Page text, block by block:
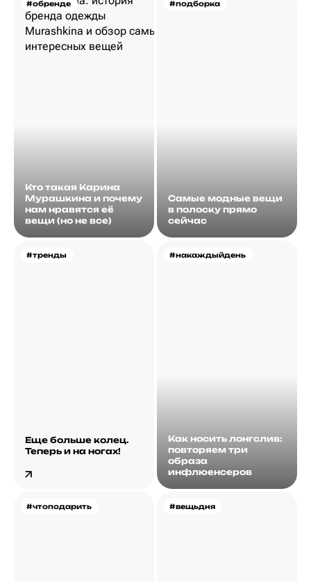
#обренде
Кто такая Карина
Мурашкина и почему
нам нравятся её
вещи (но не все)
#подборка
Самые модные вещи
в полоску прямо
сейчас
#тренды
Еще больше колец.
Теперь и на ногах!
#накаждыйдень
Как носить лонгслив:
повторяем три
образа
инфлюенсеров
#чтоподарить #вещьдня